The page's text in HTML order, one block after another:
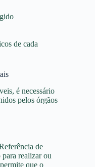
de cada
é necessário
pelos órgãos
de
realizar ou
que o